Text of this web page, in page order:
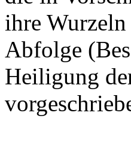
ihre
Abfolge
Heiligung